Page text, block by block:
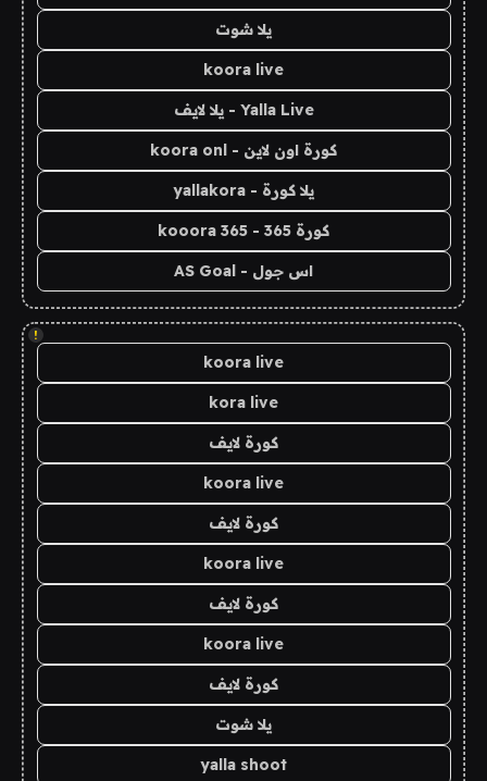
يلا شوت
koora live
Yalla Live - يلا لايف
كورة اون لاين - koora onl
يلا كورة - yallakora
كورة 365 - kooora 365
اس جول - AS Goal
!
koora live
kora live
كورة لايف
koora live
كورة لايف
koora live
كورة لايف
koora live
كورة لايف
يلا شوت
yalla shoot